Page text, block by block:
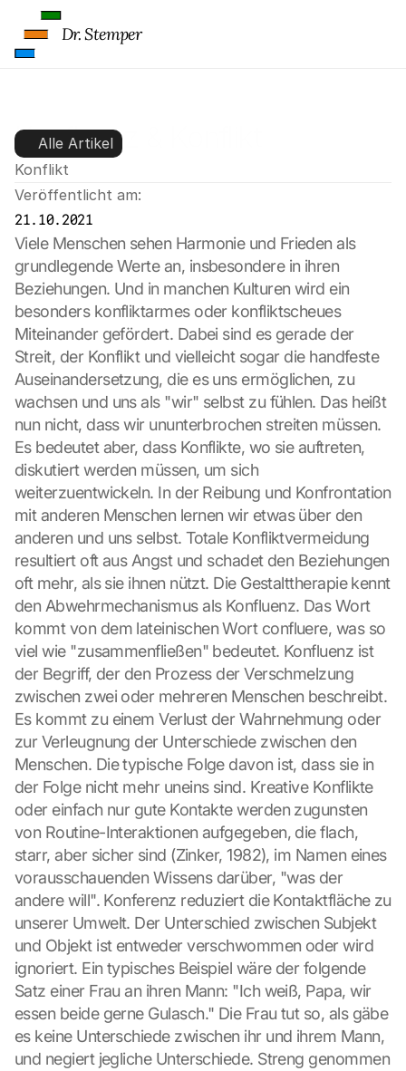
Konfluenz & Konflikt
Alle Artikel
Konflikt
Veröffentlicht am:
21.10.2021
Viele Menschen sehen Harmonie und Frieden als
grundlegende Werte an, insbesondere in ihren
Beziehungen. Und in manchen Kulturen wird ein
besonders konfliktarmes oder konfliktscheues
Miteinander gefördert. Dabei sind es gerade der
Streit, der Konflikt und vielleicht sogar die handfeste
Auseinandersetzung, die es uns ermöglichen, zu
wachsen und uns als "wir" selbst zu fühlen. Das heißt
nun nicht, dass wir ununterbrochen streiten müssen.
Es bedeutet aber, dass Konflikte, wo sie auftreten,
diskutiert werden müssen, um sich
weiterzuentwickeln. In der Reibung und Konfrontation
mit anderen Menschen lernen wir etwas über den
anderen und uns selbst. Totale Konfliktvermeidung
resultiert oft aus Angst und schadet den Beziehungen
oft mehr, als sie ihnen nützt. Die Gestalttherapie kennt
den Abwehrmechanismus als Konfluenz. Das Wort
kommt von dem lateinischen Wort confluere, was so
viel wie "zusammenfließen" bedeutet. Konfluenz ist
der Begriff, der den Prozess der Verschmelzung
zwischen zwei oder mehreren Menschen beschreibt.
Es kommt zu einem Verlust der Wahrnehmung oder
zur Verleugnung der Unterschiede zwischen den
Menschen. Die typische Folge davon ist, dass sie in
der Folge nicht mehr uneins sind. Kreative Konflikte
oder einfach nur gute Kontakte werden zugunsten
von Routine-Interaktionen aufgegeben, die flach,
starr, aber sicher sind (Zinker, 1982), im Namen eines
vorausschauenden Wissens darüber, "was der
andere will". Konferenz reduziert die Kontaktfläche zu
unserer Umwelt. Der Unterschied zwischen Subjekt
und Objekt ist entweder verschwommen oder wird
ignoriert. Ein typisches Beispiel wäre der folgende
Satz einer Frau an ihren Mann: "Ich weiß, Papa, wir
essen beide gerne Gulasch." Die Frau tut so, als gäbe
es keine Unterschiede zwischen ihr und ihrem Mann,
und negiert jegliche Unterschiede. Streng genommen
Dr. Stemper